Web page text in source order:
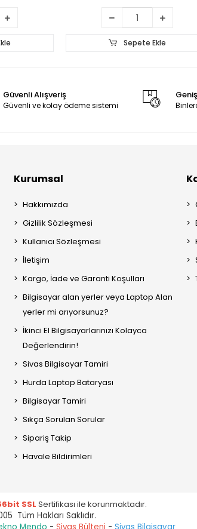
Sepete Ekle
Güvenli Alışveriş
Güvenli ve kolay ödeme sistemi
Kurumsal
Hakkımızda
Gizlilik Sözleşmesi
Kullanıcı Sözleşmesi
İletişim
Kargo, İade ve Garanti Koşulları
Bilgisayar alan yerler veya Laptop Alan
yerler mi arıyorsunuz?
İkinci El Bilgisayarlarınızı Kolayca
Değerlendirin!
Sivas Bilgisayar Tamiri
Hurda Laptop Bataryası
Bilgisayar Tamiri
Sıkça Sorulan Sorular
Sipariş Takip
Havale Bildirimleri
SSL Sertifikası ile korunmaktadır.
Tüm Hakları Saklıdır.